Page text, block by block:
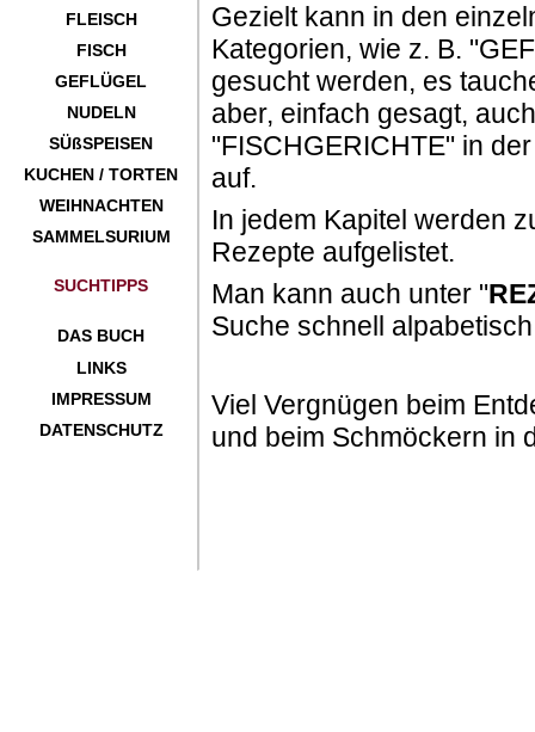
FLEISCH
FISCH
GEFLÜGEL
NUDELN
SÜßSPEISEN
KUCHEN / TORTEN
WEIHNACHTEN
SAMMELSURIUM
SUCHTIPPS
DAS BUCH
LINKS
IMPRESSUM
DATENSCHUTZ
Gezielt kann in den
Kategorien, wie z. B.
gesucht werden, es
aber, einfach gesagt,
"FISCHGERICHTE" in
auf.
In jedem Kapitel werden
Rezepte aufgelistet.
Man kann auch unter "
Suche schnell
Viel Vergnügen beim
und beim Schmöckern in